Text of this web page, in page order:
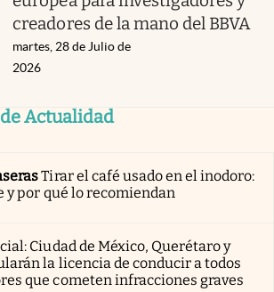
creadores de la mano del BBVA
martes, 28 de Julio de
2026
Actualidad
Tirar el café usado en el inodoro:
y por qué lo recomiendan
Ciudad de México, Querétaro y
la licencia de conducir a todos
que cometen infracciones graves